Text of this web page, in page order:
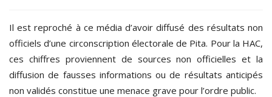
Il est reproché à ce média d’avoir diffusé des résultats non
officiels d’une circonscription électorale de Pita. Pour la HAC,
ces chiffres proviennent de sources non officielles et la
diffusion de fausses informations ou de résultats anticipés
non validés constitue une menace grave pour l’ordre public.